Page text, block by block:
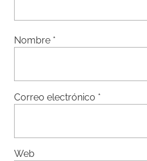
Nombre *
Correo electrónico *
Web